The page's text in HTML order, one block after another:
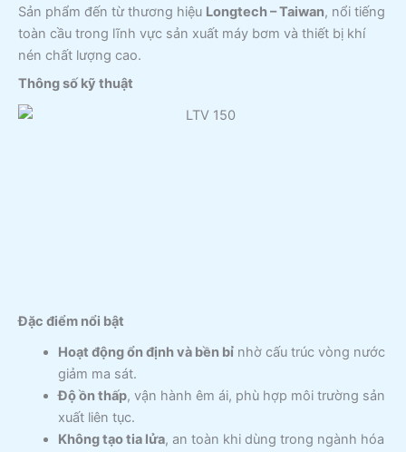
Sản phẩm đến từ thương hiệu Longtech – Taiwan, nổi tiếng
toàn cầu trong lĩnh vực sản xuất máy bơm và thiết bị khí
nén chất lượng cao.
Thông số kỹ thuật
Đặc điểm nổi bật
Hoạt động ổn định và bền bỉnhờ cấu trúc vòng nước
giảm ma sát.
Độ ồn thấp, vận hành êm ái, phù hợp môi trường sản
xuất liên tục.
Không tạo tia lửa, an toàn khi dùng trong ngành hóa